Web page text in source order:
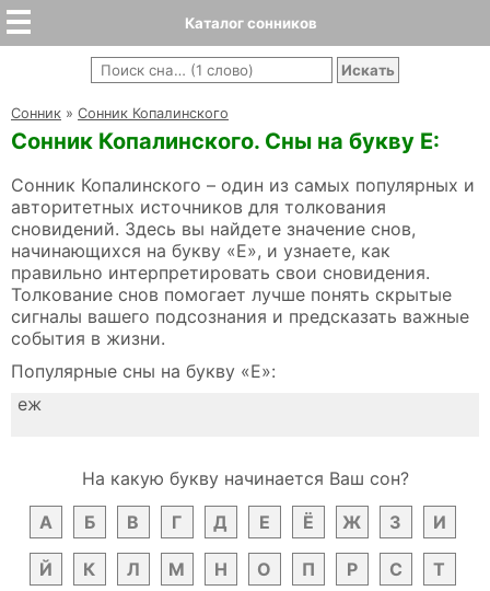
Каталог сонников
Cонник » Сонник Копалинского
Сонник Копалинского. Сны на букву Е:
Сонник Копалинского – один из самых популярных и
авторитетных источников для толкования
сновидений. Здесь вы найдете значение снов,
начинающихся на букву «Е», и узнаете, как
правильно интерпретировать свои сновидения.
Толкование снов помогает лучше понять скрытые
сигналы вашего подсознания и предсказать важные
события в жизни.
Популярные сны на букву «Е»:
еж
На какую букву начинается Ваш сон?
А
Б В Г Д Е Ё Ж З И
Й К Л М Н О П Р С Т